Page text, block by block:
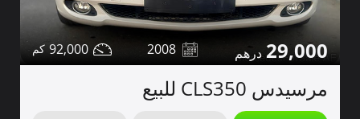
29,000
2008
92,000
مرسيدس CLS350 للبيع